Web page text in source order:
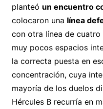
planteó un encuentro
colocaron una línea
con otra línea de
muy pocos espacios
la correcta puesta en
concentración, cuya
mayoría de los duelos
Hércules B recurría en